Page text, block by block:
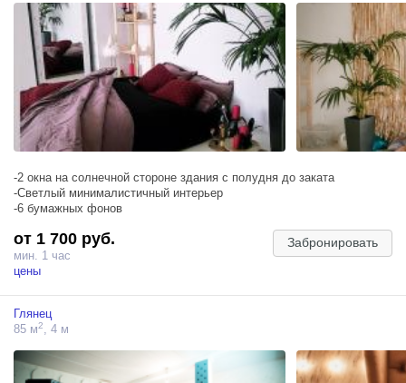
-2 окна на солнечной стороне здания с полудня до заката
-Светлый минималистичный интерьер
-6 бумажных фонов
от 1 700 руб.
мин. 1 час
цены
Забронировать
Глянец
85 м2, 4 м